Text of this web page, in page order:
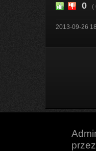
0 (
2013-09-26